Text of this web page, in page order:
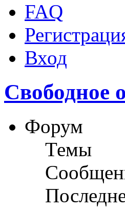
FAQ
Вход
Свободное
Форум
Темы